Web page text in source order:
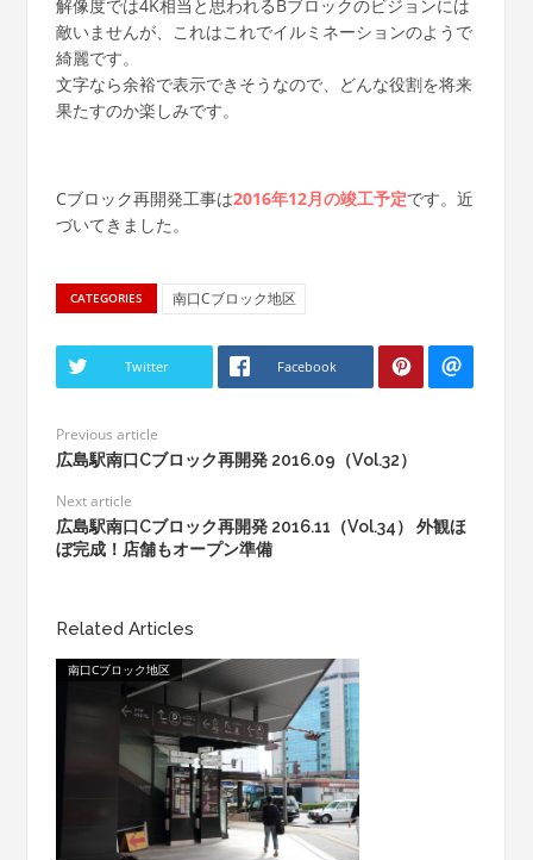
解像度では4K相当と思われるBブロックのビジョンには
敵いませんが、これはこれでイルミネーションのようで
綺麗です。
文字なら余裕で表示できそうなので、どんな役割を将来
果たすのか楽しみです。
Cブロック再開発工事は2016年12月の竣工予定です。近
づいてきました。
CATEGORIES 南口Cブロック地区
Twitter Facebook
Previous article
広島駅南口Cブロック再開発 2016.09（Vol.32）
Next article
広島駅南口Cブロック再開発 2016.11（Vol.34） 外観ほ
ぼ完成！店舗もオープン準備
Related Articles
南口Cブロック地区